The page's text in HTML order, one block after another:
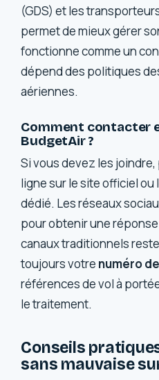
(GDS) et les
permet de mieux gérer
fonctionne comme un
dépend des politiques
aériennes.
Comment contacter
BudgetAir ?
Si vous devez les
ligne sur le site officiel
dédié. Les réseaux
pour obtenir une
canaux traditionnels
toujours votre numéro
références de vol à
le traitement.
Conseils
sans mauvaise